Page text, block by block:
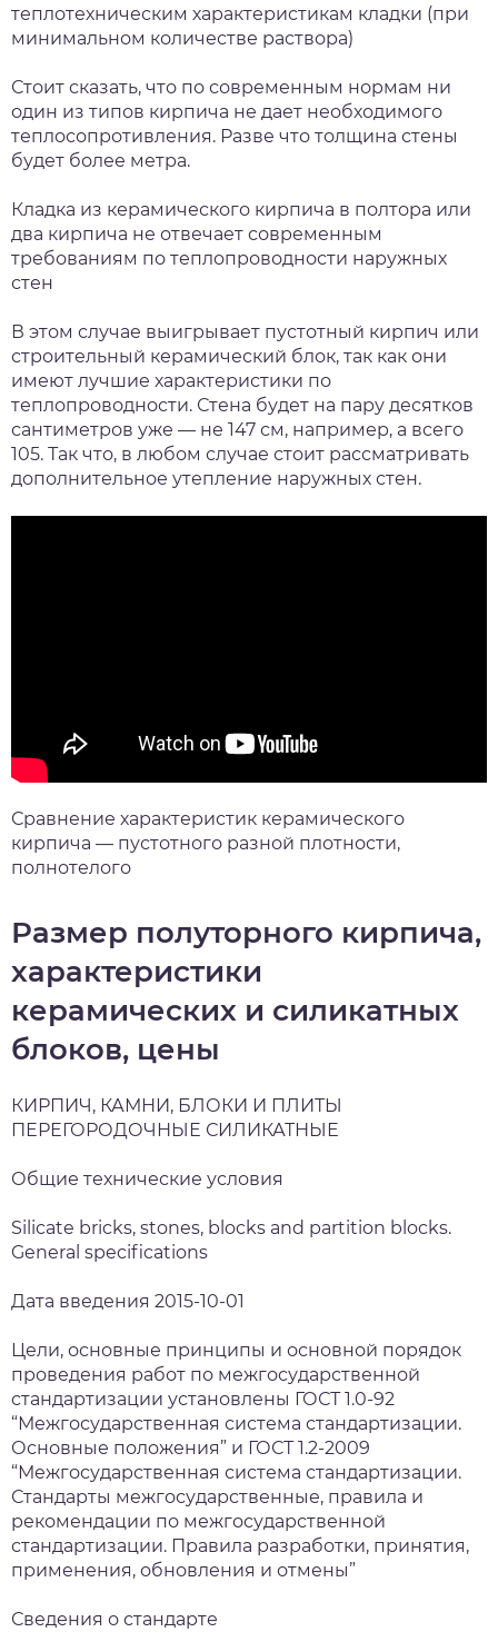
теплотехническим характеристикам кладки (при
минимальном количестве раствора)
Стоит сказать, что по современным нормам ни
один из типов кирпича не дает необходимого
теплосопротивления. Разве что толщина стены
будет более метра.
Кладка из керамического кирпича в полтора или
два кирпича не отвечает современным
требованиям по теплопроводности наружных
стен
В этом случае выигрывает пустотный кирпич или
строительный керамический блок, так как они
имеют лучшие характеристики по
теплопроводности. Стена будет на пару десятков
сантиметров уже — не 147 см, например, а всего
105. Так что, в любом случае стоит рассматривать
дополнительное утепление наружных стен.
Сравнение характеристик керамического
кирпича — пустотного разной плотности,
полнотелого
Размер полуторного кирпича,
характеристики
керамических и силикатных
блоков, цены
КИРПИЧ, КАМНИ, БЛОКИ И ПЛИТЫ
ПЕРЕГОРОДОЧНЫЕ СИЛИКАТНЫЕ
Общие технические условия
Silicate bricks, stones, blocks and partition blocks.
General specifications
Дата введения 2015-10-01
Цели, основные принципы и основной порядок
проведения работ по межгосударственной
стандартизации установлены ГОСТ 1.0-92
“Межгосударственная система стандартизации.
Основные положения” и ГОСТ 1.2-2009
“Межгосударственная система стандартизации.
Стандарты межгосударственные, правила и
рекомендации по межгосударственной
стандартизации. Правила разработки, принятия,
применения, обновления и отмены”
Сведения о стандарте